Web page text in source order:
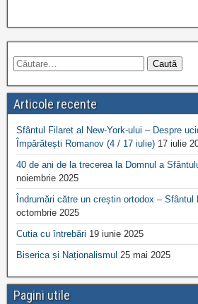
Articole recente
Sfântul Filaret al New-York-ului – Despre
Împărătești Romanov (4 / 17 iulie) 17 iulie
40 de ani de la trecerea la Domnul a
noiembrie 2025
Îndrumări către un creștin ortodox – Sfântul
octombrie 2025
Cutia cu întrebări 19 iunie 2025
Biserica și Naționalismul 25 mai 2025
Pagini utile